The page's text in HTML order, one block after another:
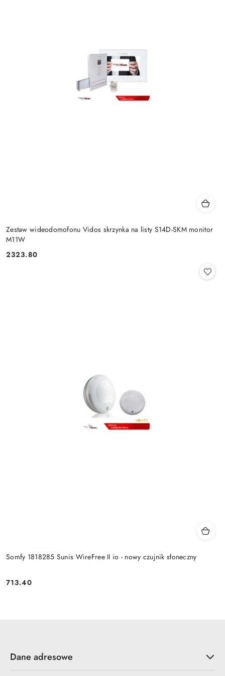
Zestaw wideodomofonu Vidos skrzynka na listy S14D-SKM monitor
M11W
Cena:
2323.80
Somfy 1818285 Sunis WireFree II io - nowy czujnik słoneczny
Cena:
713.40
Dane adresowe